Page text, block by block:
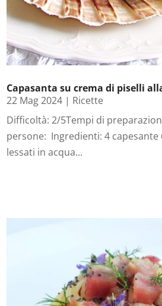
Capasanta su crema di piselli
22 Mag 2024 | Ricette
Difficoltà: 2/5Tempi di
persone: Ingredienti: 4 capesante
lessati in acqua...